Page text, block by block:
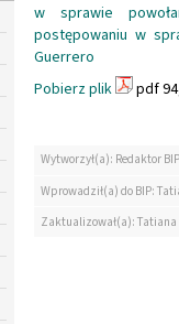
w sprawie
postępowaniu w
Guerrero
Pobierz plik
pdf
Wytworzył(a): Redaktor BIP
Wprowadził(a) do BIP:
Zaktualizował(a):